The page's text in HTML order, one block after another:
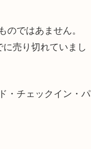
ではあません。
売り切れていまし
・チェックイン・パ